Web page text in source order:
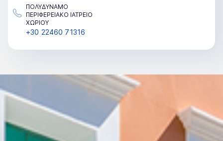
ΠΟΛΥΔΥΝΑΜΟ
ΠΕΡΙΦΕΡΕΙΑΚΟ ΙΑΤΡΕΙΟ
ΧΩΡΙΟΥ
+30 22460 71316